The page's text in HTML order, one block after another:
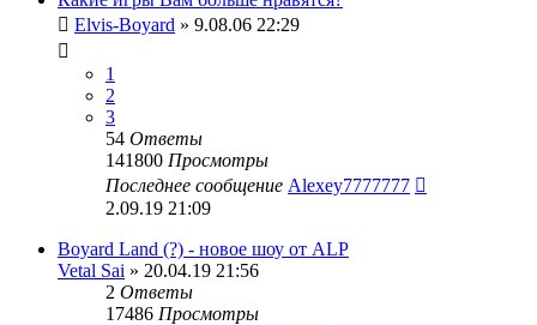
Elvis-Boyard » 9.08.06 22:29
1
2
3
54 Ответы
141800 Просмотры
Последнее сообщение Alexey7777777
2.09.19 21:09
Boyard Land (?) - новое шоу от ALP
Vetal Sai » 20.04.19 21:56
2 Ответы
17486 Просмотры